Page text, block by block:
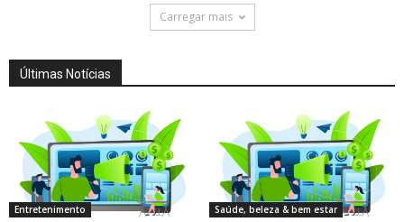
Carregar mais
Últimas Notícias
Entretenimento Saúde, beleza & bem estar